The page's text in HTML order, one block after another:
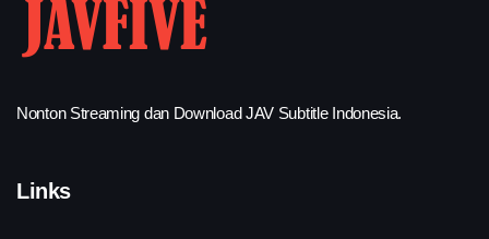
Nonton Streaming dan Download JAV Subtitle Indonesia.
Links